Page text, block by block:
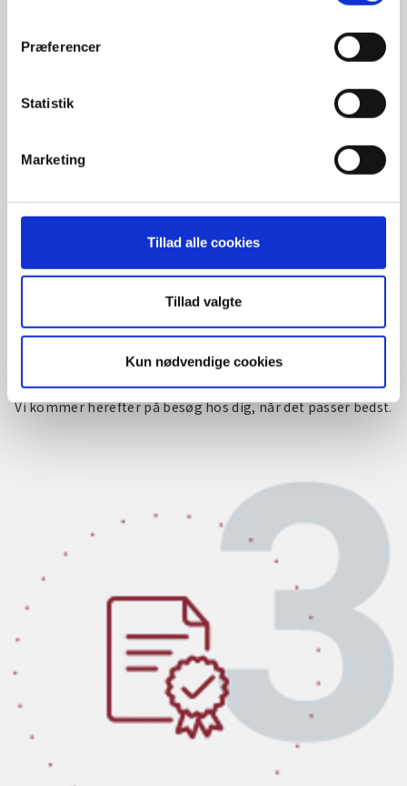
Præferencer
Statistik
Marketing
Tillad alle cookies
Tillad valgte
Kun nødvendige cookies
Vi rykker ud til dig
Vi kommer herefter på besøg hos dig, når det passer bedst.